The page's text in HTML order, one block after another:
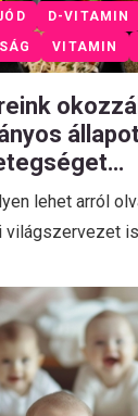
VITAMIN
D-VITAMIN
lehet arról